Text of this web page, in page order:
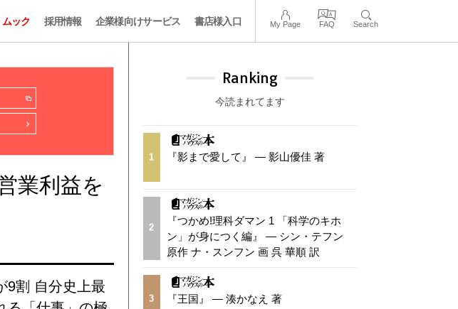
ック 採用情報 企業様向けサービス 書店様入口 My Page FAQ Search
業利益を
9割 自分史上最
Ranking
今読まれてます
1 『影まで愛して』 — 影山優佳 著
2
『つかめ!理科ダマン 1 「科学のキホ
ン」が身につく編』 — シン・テフン
原作 ナ・スンフン 画 呉 華順 訳
3 『王国』 — 湊かなえ 著